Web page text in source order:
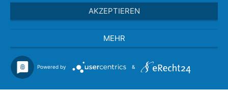
AKZEPTIEREN
MEHR
Powered by &